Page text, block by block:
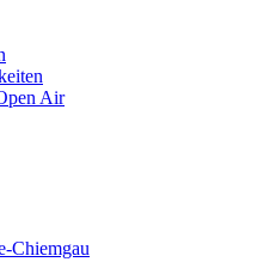
Air
Chiemgau